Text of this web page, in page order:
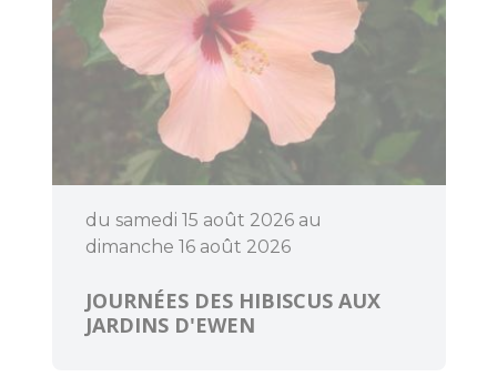
ART ET
d'artistes
du samedi 15 août 2026 au
dimanche 16 août 2026
JOURNÉES DES HIBISCUS AUX
JARDINS D'EWEN